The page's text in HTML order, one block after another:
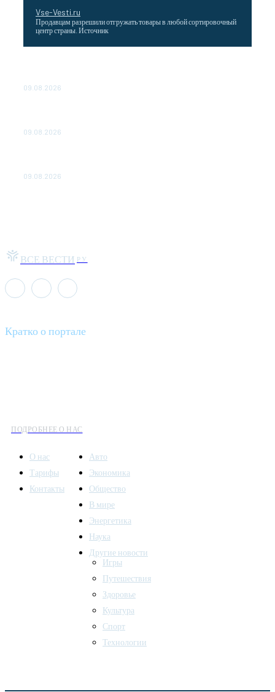
Vse-Vesti.ru
Продавцам разрешили отгружать товары в любой сортировочный
центр страны. Источник
09.08.2026
09.08.2026
09.08.2026
ВСЕ ВЕСТИ РУ
Кратко о портале
ПОДРОБНЕЕ О НАС
О нас
Тарифы
Контакты
Авто
Экономика
Общество
В мире
Энергетика
Наука
Другие новости
Игры
Путешествия
Здоровье
Культура
Спорт
Технологии